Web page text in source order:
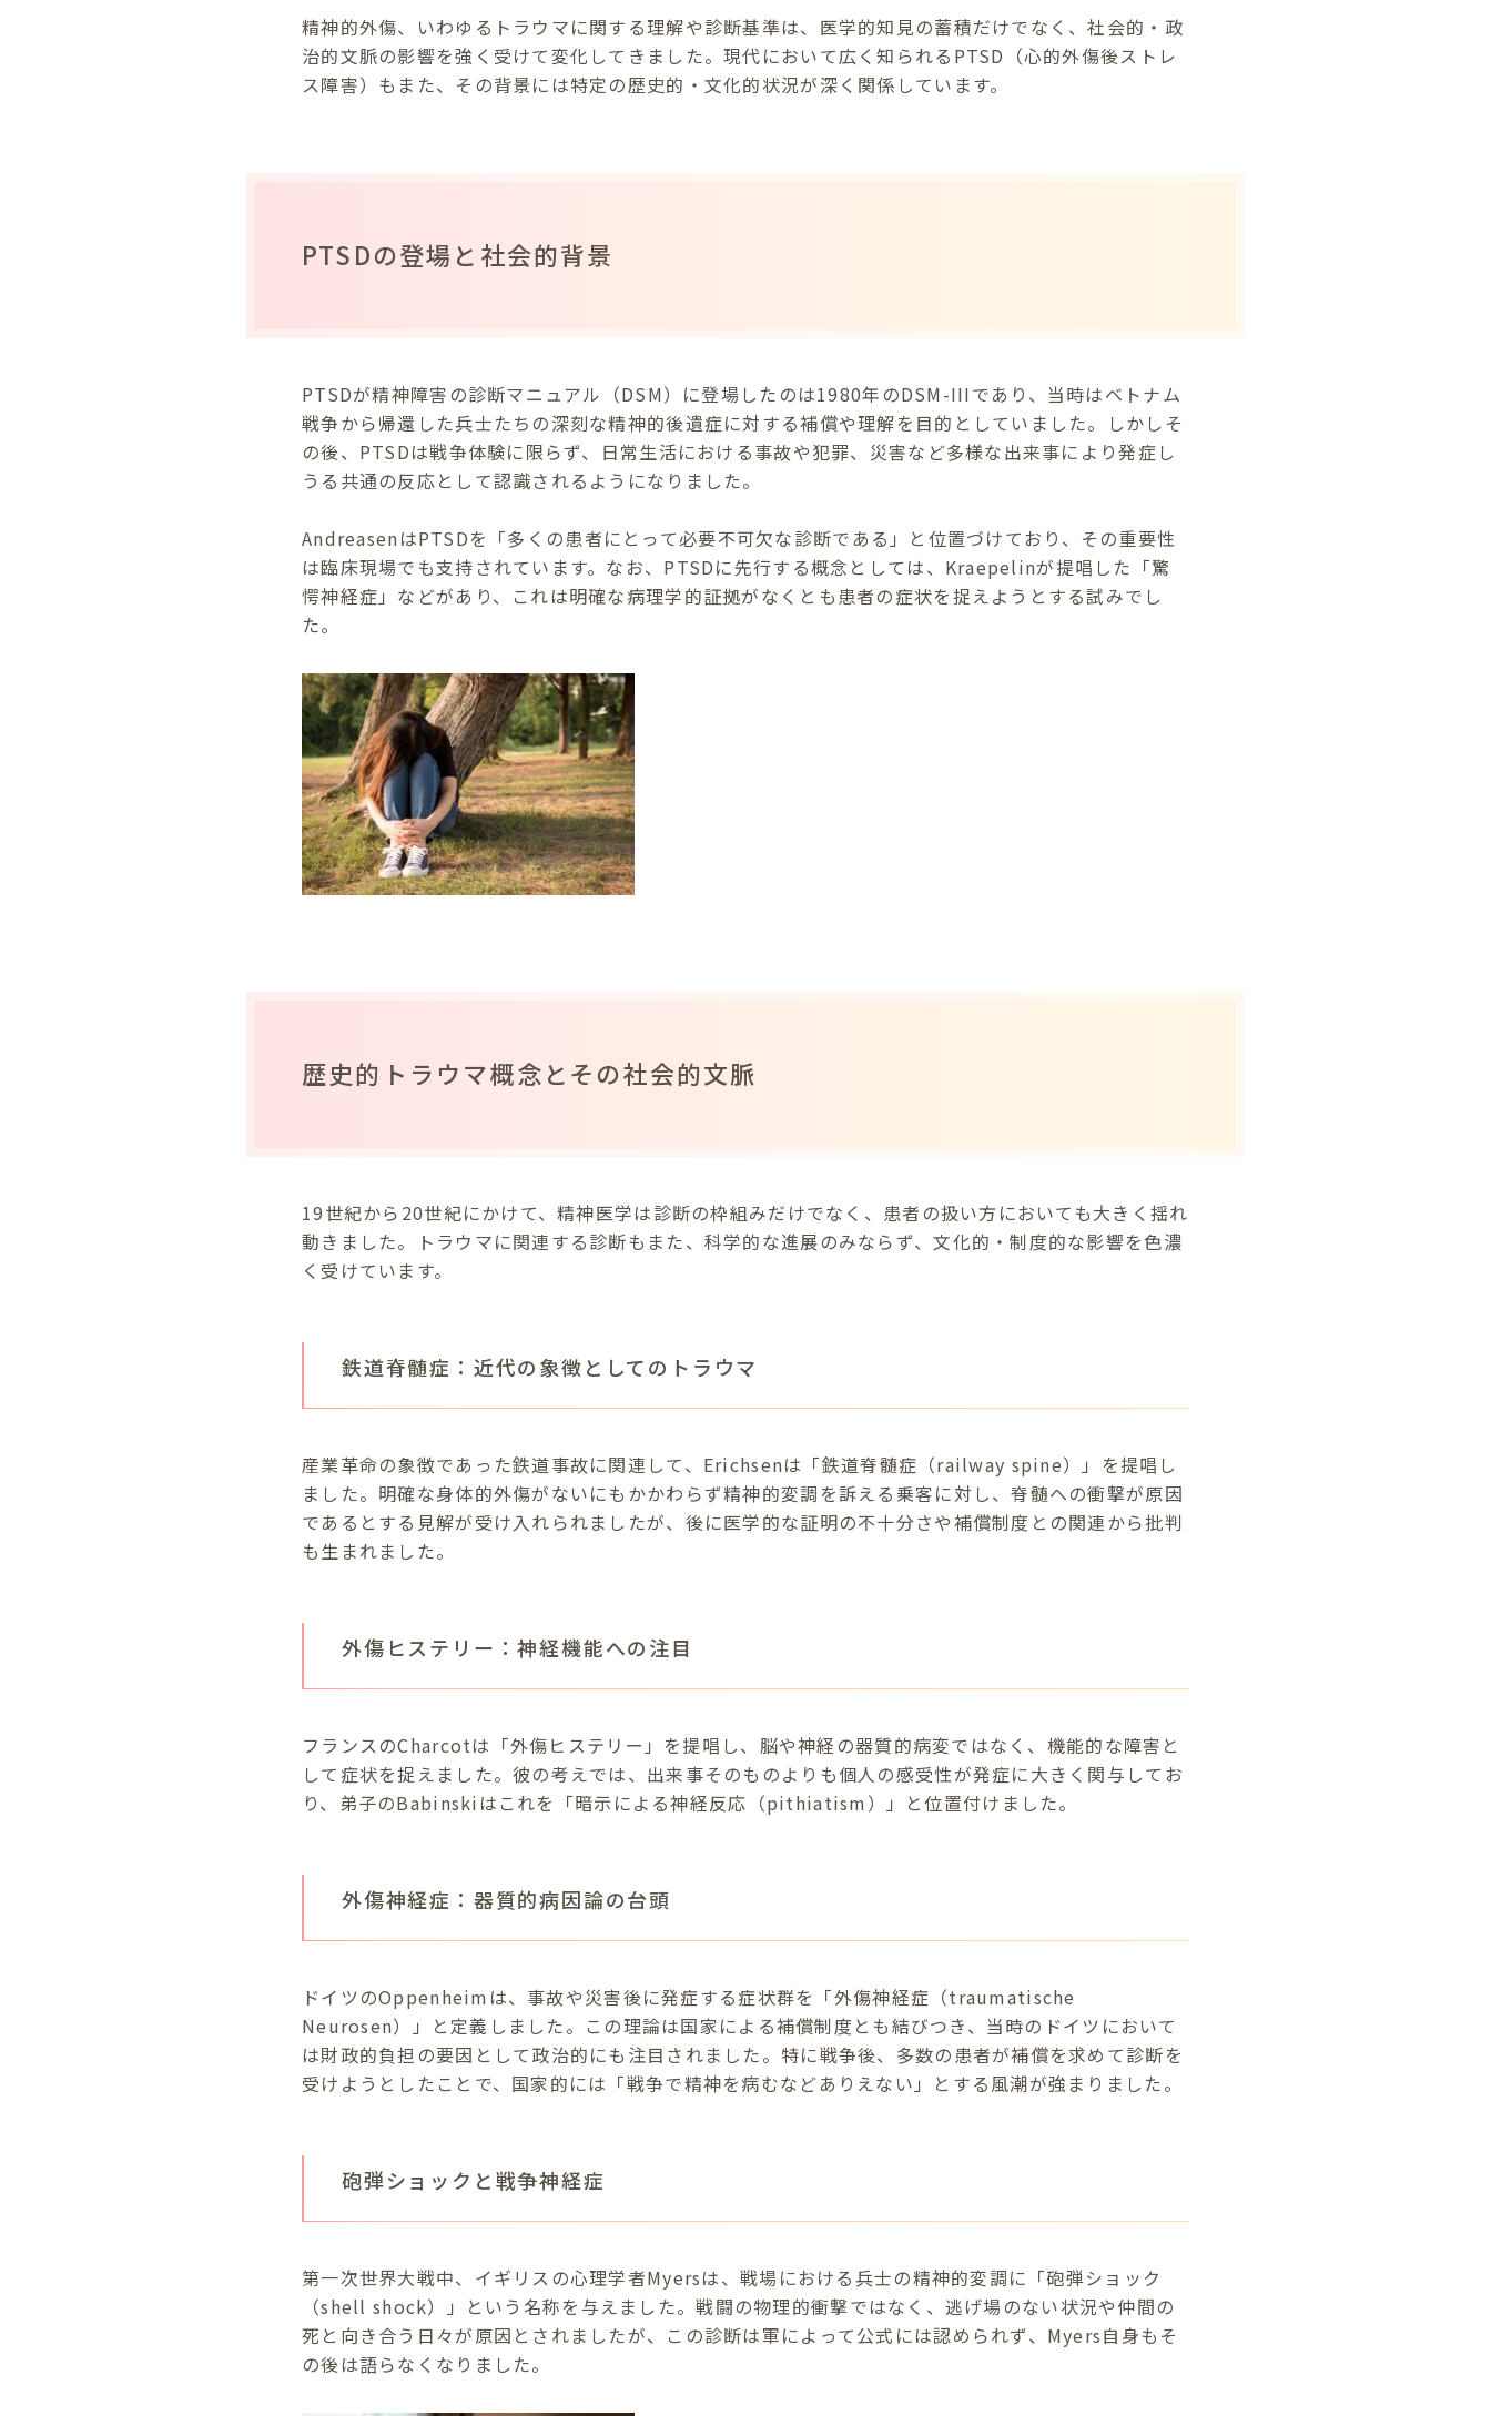
精神的外傷、いわゆるトラウマに関する理解や診断基準は、医学的知見の蓄積だけでなく、社会的・政
治的文脈の影響を強く受けて変化してきました。現代において広く知られるPTSD（心的外傷後ストレ
ス障害）もまた、その背景には特定の歴史的・文化的状況が深く関係しています。
PTSDの登場と社会的背景
PTSDが精神障害の診断マニュアル（DSM）に登場したのは1980年のDSM-IIIであり、当時はベトナム
戦争から帰還した兵士たちの深刻な精神的後遺症に対する補償や理解を目的としていました。しかしそ
の後、PTSDは戦争体験に限らず、日常生活における事故や犯罪、災害など多様な出来事により発症し
うる共通の反応として認識されるようになりました。
AndreasenはPTSDを「多くの患者にとって必要不可欠な診断である」と位置づけており、その重要性
は臨床現場でも支持されています。なお、PTSDに先行する概念としては、Kraepelinが提唱した「驚
愕神経症」などがあり、これは明確な病理学的証拠がなくとも患者の症状を捉えようとする試みでし
た。
歴史的トラウマ概念とその社会的文脈
19世紀から20世紀にかけて、精神医学は診断の枠組みだけでなく、患者の扱い方においても大きく揺れ
動きました。トラウマに関連する診断もまた、科学的な進展のみならず、文化的・制度的な影響を色濃
く受けています。
鉄道脊髄症：近代の象徴としてのトラウマ
産業革命の象徴であった鉄道事故に関連して、Erichsenは「鉄道脊髄症（railway spine）」を提唱し
ました。明確な身体的外傷がないにもかかわらず精神的変調を訴える乗客に対し、脊髄への衝撃が原因
であるとする見解が受け入れられましたが、後に医学的な証明の不十分さや補償制度との関連から批判
も生まれました。
外傷ヒステリー：神経機能への注目
フランスのCharcotは「外傷ヒステリー」を提唱し、脳や神経の器質的病変ではなく、機能的な障害と
して症状を捉えました。彼の考えでは、出来事そのものよりも個人の感受性が発症に大きく関与してお
り、弟子のBabinskiはこれを「暗示による神経反応（pithiatism）」と位置付けました。
外傷神経症：器質的病因論の台頭
ドイツのOppenheimは、事故や災害後に発症する症状群を「外傷神経症（traumatische
Neurosen）」と定義しました。この理論は国家による補償制度とも結びつき、当時のドイツにおいて
は財政的負担の要因として政治的にも注目されました。特に戦争後、多数の患者が補償を求めて診断を
受けようとしたことで、国家的には「戦争で精神を病むなどありえない」とする風潮が強まりました。
砲弾ショックと戦争神経症
第一次世界大戦中、イギリスの心理学者Myersは、戦場における兵士の精神的変調に「砲弾ショック
（shell shock）」という名称を与えました。戦闘の物理的衝撃ではなく、逃げ場のない状況や仲間の
死と向き合う日々が原因とされましたが、この診断は軍によって公式には認められず、Myers自身もそ
の後は語らなくなりました。